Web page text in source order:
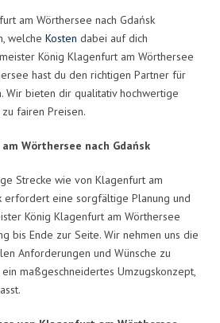
am Wörthersee nach Gdańsk
welche Kosten dabei auf dich
König Klagenfurt am Wörthersee
hast du den richtigen Partner für
Wir bieten dir qualitativ hochwertige
fairen Preisen.
Wörthersee nach Gdańsk
Strecke wie von Klagenfurt am
erfordert eine sorgfältige Planung und
König Klagenfurt am Wörthersee
bis Ende zur Seite. Wir nehmen uns die
Anforderungen und Wünsche zu
maßgeschneidertes Umzugskonzept,